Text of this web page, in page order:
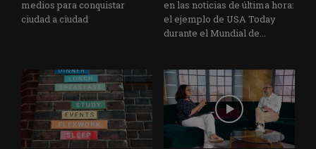
medios para conquistar
ciudad a ciudad
en las noticias de última hora:
el ejemplo de USA Today
durante el Mundial de...